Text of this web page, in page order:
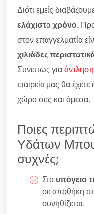
Διότι εμείς
ελάχιστο χρόνο.
στον επαγγελματία
χιλιάδες
Συνεπώς για
εταιρεία μας θα
χώρο σας και άμεσα.
Ποιες
Υδάτων
συχνές;
Στο υπόγειο
σε αποθήκη
συνηθίζεται.